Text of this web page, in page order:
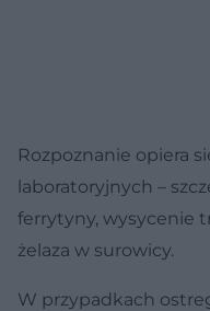
Rozpoznanie opiera
laboratoryjnych –
ferrytyny, wysycenie
żelaza w surowicy.
W przypadkach